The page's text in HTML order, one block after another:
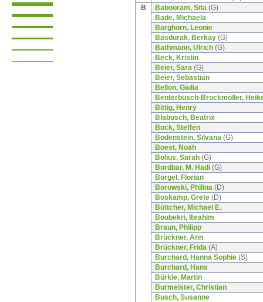
B
Babooram, Sita(G)
Bade, Michaela
Barghorn, Leonie
Basdurak, Berkay(G)
Bathmann, Ulrich(G)
Beck, Kristin
Beier, Sara(G)
Beier, Sebastian
Bellon, Giulia
Benterbusch-Brockmöller,
Bittig, Henry
Blabusch, Beatrix
Bock, Steffen
Bodenstein, Silvana(G)
Boest, Noah
Bolius, Sarah(G)
Bordbar, M. Hadi(G)
Börgel, Florian
Borowski, Philina(D)
Boskamp, Grete(D)
Böttcher, Michael E.
Boubekri, Ibrahim
Braun, Philipp
Brückner, Ann
Brückner, Frida(A)
Burchard, Hanna Sophie(S)
Burchard, Hans
Bürkle, Martin
Burmeister, Christian
Busch, Susanne